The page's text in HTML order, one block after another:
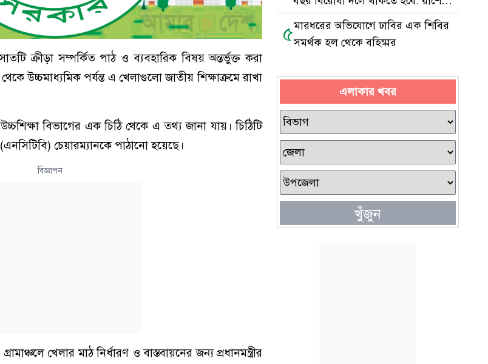
ক্রীড়া সম্পর্কিত পাঠ ও ব্যবহারিক বিষয় অন্তর্ভুক্ত করা
থেকে উচ্চমাধ্যমিক পর্যন্ত এ খেলাগুলো জাতীয় শিক্ষাক্রমে রাখা
বিভাগের এক চিঠি থেকে এ তথ্য জানা যায়। চিঠিটি
চেয়ারম্যানকে পাঠানো হয়েছে।
বিজ্ঞাপন
খেলার মাঠ নির্ধারণ ও বাস্তবায়নের জন্য প্রধানমন্ত্রীর
খাঁন
৫মারধরের অভিযোগে ঢাবির এক শিবির
সমর্থক হল থেকে বহিষ্কার
এলাকার খবর
খুঁজুন